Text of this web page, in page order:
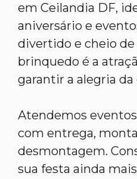
em Ceilandia DF,
aniversário e
divertido e cheio de
brinquedo é a
garantir a alegria da
Atendemos
com entrega,
desmontagem.
sua festa ainda